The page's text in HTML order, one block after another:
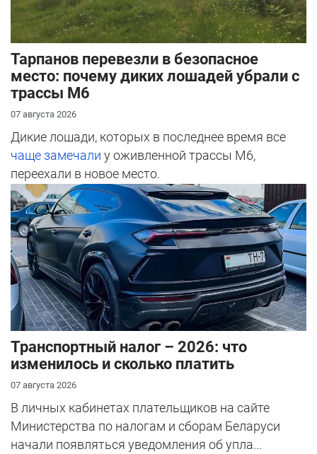
Тарпанов перевезли в безопасное
место: почему диких лошадей убрали с
трассы М6
07 августа 2026
Дикие лошади, которых в последнее время все
чаще замечали у оживленной трассы М6,
переехали в новое место.
Транспортный налог – 2026: что
изменилось и сколько платить
07 августа 2026
В личных кабинетах плательщиков на сайте
Министерства по налогам и сборам Беларуси
начали появляться уведомления об упла...